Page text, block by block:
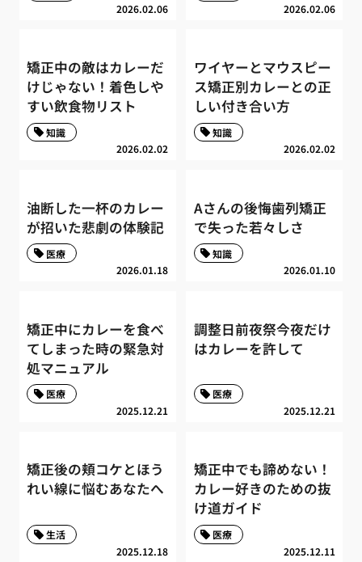
2026.02.06 2026.02.06
矯正中の敵はカレーだ
けじゃない！着色しや
すい飲食物リスト
2026.02.02
知識
ワイヤーとマウスピー
ス矯正別カレーとの正
しい付き合い方
2026.02.02
知識
油断した一杯のカレー
が招いた悲劇の体験記
2026.01.18
医療
Aさんの後悔歯列矯正
で失った若々しさ
2026.01.10
知識
矯正中にカレーを食べ
てしまった時の緊急対
処マニュアル
2025.12.21
医療
調整日前夜祭今夜だけ
はカレーを許して
2025.12.21
医療
矯正後の頬コケとほう
れい線に悩むあなたへ
2025.12.18
生活
矯正中でも諦めない！
カレー好きのための抜
け道ガイド
2025.12.11
医療